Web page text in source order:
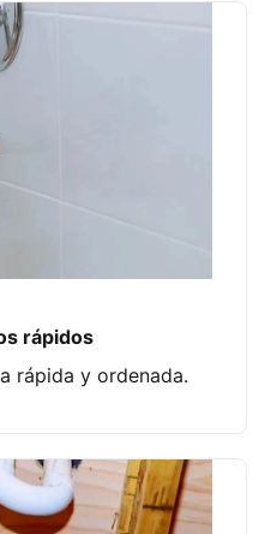
rápidos
rápida y ordenada.